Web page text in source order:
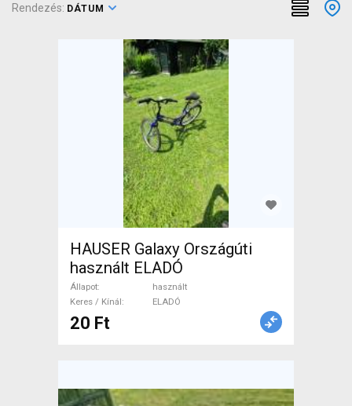
Rendezés: DÁTUM
HAUSER Galaxy Országúti
használt ELADÓ
Állapot
használt
Keres / Kínál
ELADÓ
20 Ft